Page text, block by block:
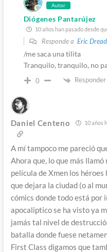
Autor
Diógenes Pantarújez
10 años han pasado desde
Responde a Eric
/me saca una tilita
Tranquilo, tranquilo, no
0 Responder
Daniel Centeno 10 años
A mí tampoco me pareció
Ahora que, lo que más
película de Xmen los
que dejara la ciudad (o al
cómics donde todo está por
apocaliptico se ha visto ya
jamás tal nivel de
batalla donde fuese
First Class digamos que